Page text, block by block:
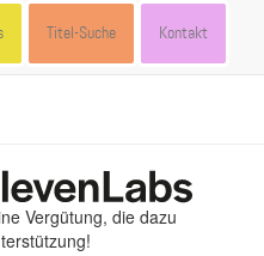
Titel-Suche Kontakt
Vergütung, die dazu